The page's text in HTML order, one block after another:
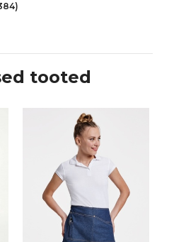
tooted